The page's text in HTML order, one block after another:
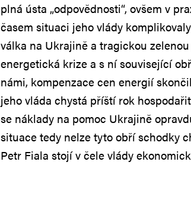
plná ústa „odpovědnosti“, ovšem v
časem situaci jeho vlády
válka na Ukrajině a tragickou
energetická krize a s ní související
námi, kompenzace cen energií
jeho vláda chystá příští rok
se náklady na pomoc Ukrajině
situace tedy nelze tyto obří schodky
Petr Fiala stojí v čele vlády